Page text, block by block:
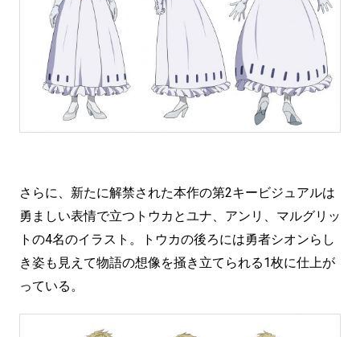
さらに、新たに解禁された本作の第2キービジュアルは
勇ましい表情で立つトウカとユナ、アンリ、マルグリッ
トの4名のイラスト。トウカの後ろには勇者シオンらし
き姿も見えて物語の想像を掻き立てられる1枚に仕上が
っている。